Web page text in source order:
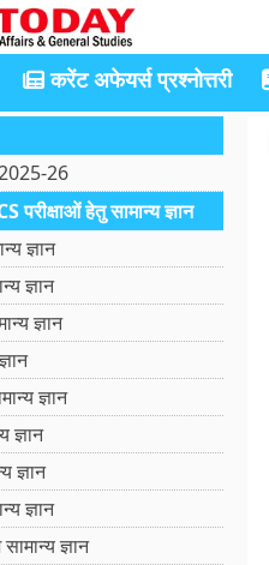
करेंट अफेयर्स प्रश्नोत्तरी
26
परीक्षाओं हेतु सामान्य ज्ञान
ज्ञान
ज्ञान
ज्ञान
ज्ञान
ज्ञान
ज्ञान
ज्ञान
ज्ञान